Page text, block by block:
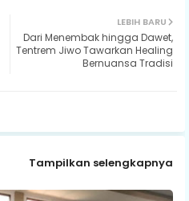
ats
LEBIH BARU
Dari Menembak hingga Dawet,
Tentrem Jiwo Tawarkan Healing
Bernuansa Tradisi
Tampilkan selengkapnya